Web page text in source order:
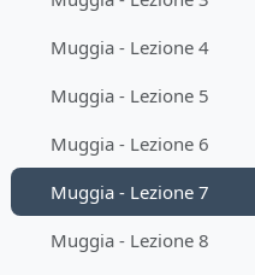
Muggia - Lezione 4
Muggia - Lezione 5
Muggia - Lezione 6
Muggia - Lezione 7
Muggia - Lezione 8